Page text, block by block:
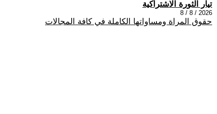
تيار الثورة الاشتراكية
2026 / 8 / 8
حقوق المراة ومساواتها الكاملة في كافة المجالات